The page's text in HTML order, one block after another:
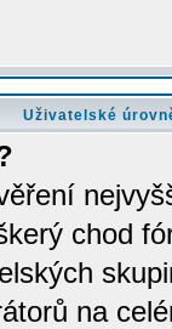
Uživatelské
chod
na